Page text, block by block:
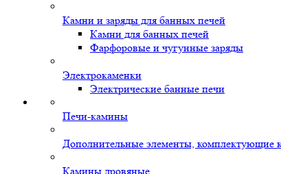
Камни и заряды для банных печей
Камни для банных печей
Фарфоровые и чугунные заряды
Электрокаменки
Электрические банные печи
Печи-камины
Дополнительные элементы, комплектующие
Камины дровяные